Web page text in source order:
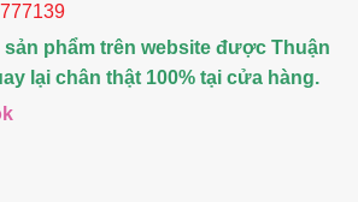
phẩm trên website được Thuận
lại chân thật 100% tại cửa hàng.